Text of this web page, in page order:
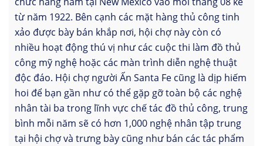
từ năm 1922. Bên cạnh các mặt hàng thủ công tinh
xảo được bày bán khắp nơi, hội chợ này còn có
nhiều hoạt động thú vị như các cuộc thi làm đồ thủ
công mỹ nghệ hoặc các màn trình diễn nghệ thuật
độc đáo. Hội chợ người Ấn Santa Fe cũng là dịp hiếm
hoi để bạn gần như có thể gặp gỡ toàn bộ các nghệ
nhân tài ba trong lĩnh vực chế tác đồ thủ công, trung
bình mỗi năm sẽ có hơn 1,000 nghệ nhân tập trung
tại hội chợ và trưng bày cũng như bán các tác phẩm